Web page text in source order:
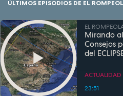
ÚLTIMOS EPISODIOS DE EL
EL
Mirando
Consejos
del
23:51